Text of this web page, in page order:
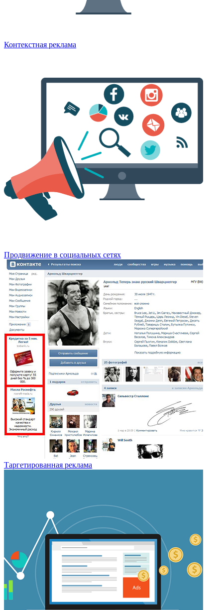
Контекстная реклама
Продвижение в социальных сетях
Таргетированная реклама